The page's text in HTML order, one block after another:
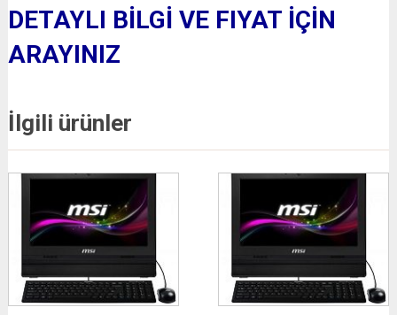
DETAYLI BİLGİ VE FIYAT İÇİN
ARAYINIZ
İlgili ürünler